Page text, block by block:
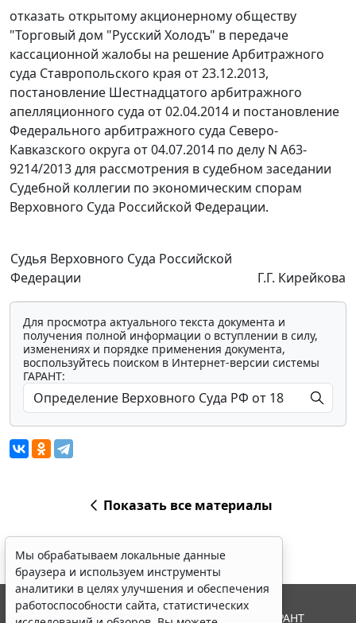
отказать открытому акционерному обществу
"Торговый дом "Русский Холодъ" в передаче
кассационной жалобы на решениеАрбитражного
суда Ставропольского края от 23.12.2013,
постановление Шестнадцатого арбитражного
апелляционного суда от 02.04.2014 и постановление
Федерального арбитражного суда Северо-
Кавказского округа от 04.07.2014 по делу N А63-
9214/2013 для рассмотрения в судебном заседании
Судебной коллегии по экономическим спорам
Верховного Суда Российской Федерации.
Судья Верховного Суда Российской
Федерации
Г.Г. Кирейкова
Для просмотра актуального текста документа и
получения полной информации о вступлении в силу,
изменениях и порядке применения документа,
воспользуйтесь поиском в Интернет-версии системы
ГАРАНТ:
Показать все материалы
Мы обрабатываем локальные данные
браузера и используем инструменты
аналитики в целях улучшения и обеспечения
работоспособности сайта, статистических
© ООО "НПП "ГАРАНТ-СЕРВИС", 2026. Система ГАРАНТ